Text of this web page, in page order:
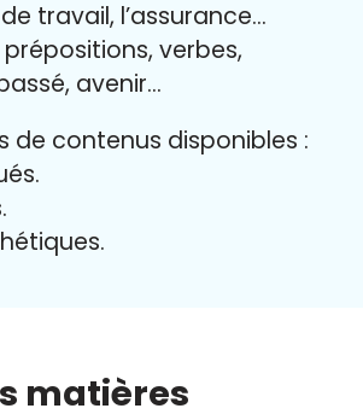
travail, l’assurance…
prépositions, verbes,
avenir…
de contenus disponibles :
matières